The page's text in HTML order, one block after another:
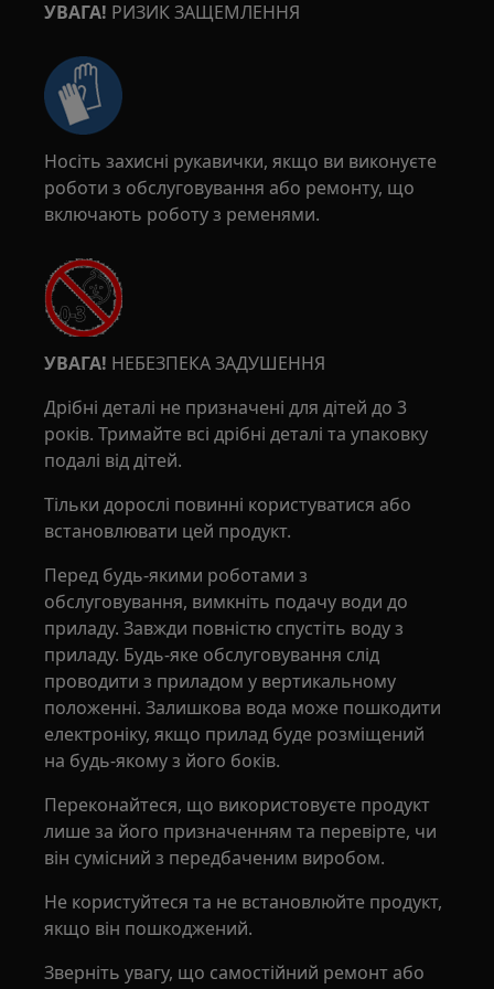
УВАГА! РИЗИК ЗАЩЕМЛЕННЯ
Носіть захисні рукавички, якщо ви виконуєте
роботи з обслуговування або ремонту, що
включають роботу з ременями.
УВАГА! НЕБЕЗПЕКА ЗАДУШЕННЯ
Дрібні деталі не призначені для дітей до 3
років. Тримайте всі дрібні деталі та упаковку
подалі від дітей.
Тільки дорослі повинні користуватися або
встановлювати цей продукт.
Перед будь-якими роботами з
обслуговування, вимкніть подачу води до
приладу. Завжди повністю спустіть воду з
приладу. Будь-яке обслуговування слід
проводити з приладом у вертикальному
положенні. Залишкова вода може пошкодити
електроніку, якщо прилад буде розміщений
на будь-якому з його боків.
Переконайтеся, що використовуєте продукт
лише за його призначенням та перевірте, чи
він сумісний з передбаченим виробом.
Не користуйтеся та не встановлюйте продукт,
якщо він пошкоджений.
Зверніть увагу, що самостійний ремонт або